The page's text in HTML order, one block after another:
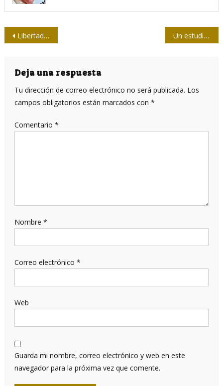
Navegación
entradas
Libertad de Prensa: recuento, realidad y actualidad Un estudio sobre el laberinto de las noticias falsas (Primera parte)
Deja una respuesta
Tu dirección de correo electrónico no será publicada. Los
campos obligatorios están marcados con *
Comentario *
Nombre *
Correo electrónico *
Web
Guarda mi nombre, correo electrónico y web en este
navegador para la próxima vez que comente.